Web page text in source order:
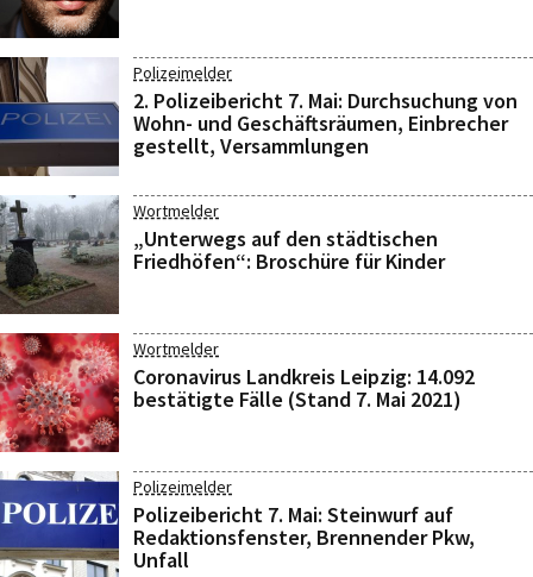
Polizeimelder
2. Polizeibericht 7. Mai: Durchsuchung von
Wohn- und Geschäftsräumen, Einbrecher
gestellt, Versammlungen
Wortmelder
„Unterwegs auf den städtischen
Friedhöfen“: Broschüre für Kinder
Wortmelder
Coronavirus Landkreis Leipzig: 14.092
bestätigte Fälle (Stand 7. Mai 2021)
Polizeimelder
Polizeibericht 7. Mai: Steinwurf auf
Redaktionsfenster, Brennender Pkw,
Unfall